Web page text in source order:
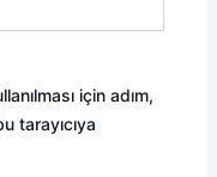
için adım,
tarayıcıya